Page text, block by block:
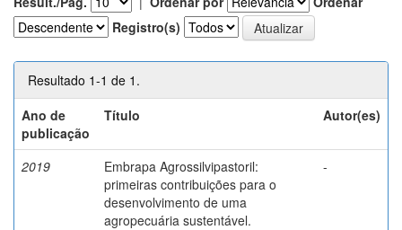
Registro(s)
Resultado 1-1 de 1.
Ano de
publicação
Título Autor(es)
2019
Embrapa Agrossilvipastoril:
primeiras contribuições para o
desenvolvimento de uma
agropecuária sustentável.
-